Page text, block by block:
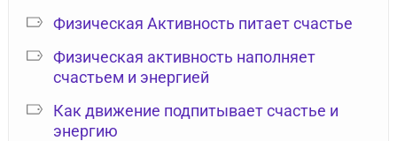
Физическая Активность питает счастье
Физическая активность наполняет
счастьем и энергией
Как движение подпитывает счастье и
энергию